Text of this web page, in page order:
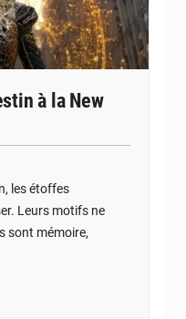
à la New
les étoffes
Leurs motifs ne
sont mémoire,